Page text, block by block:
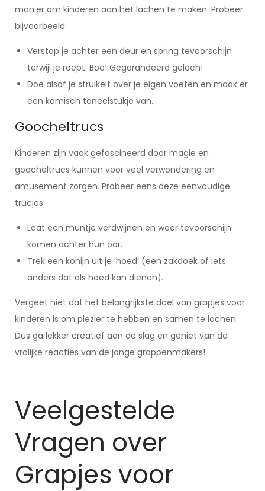
manier om kinderen aan het lachen te maken. Probeer
bijvoorbeeld:
Verstop je achter een deur en spring tevoorschijn
terwijl je roept: Boe! Gegarandeerd gelach!
Doe alsof je struikelt over je eigen voeten en maak er
een komisch toneelstukje van.
Goocheltrucs
Kinderen zijn vaak gefascineerd door magie en
goocheltrucs kunnen voor veel verwondering en
amusement zorgen. Probeer eens deze eenvoudige
trucjes:
Laat een muntje verdwijnen en weer tevoorschijn
komen achter hun oor.
Trek een konijn uit je ‘hoed’ (een zakdoek of iets
anders dat als hoed kan dienen).
Vergeet niet dat het belangrijkste doel van grapjes voor
kinderen is om plezier te hebben en samen te lachen.
Dus ga lekker creatief aan de slag en geniet van de
vrolijke reacties van de jonge grappenmakers!
Veelgestelde
Vragen over
Grapjes voor